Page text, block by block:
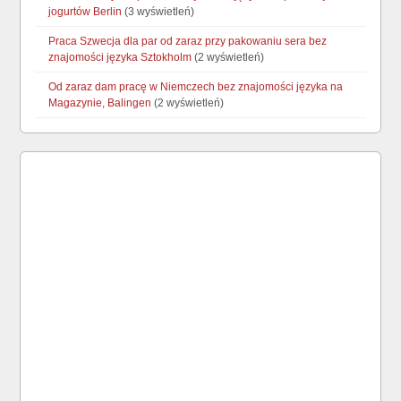
jogurtów Berlin (3 wyświetleń)
Praca Szwecja dla par od zaraz przy pakowaniu sera bez
znajomości języka Sztokholm (2 wyświetleń)
Od zaraz dam pracę w Niemczech bez znajomości języka na
Magazynie, Balingen (2 wyświetleń)